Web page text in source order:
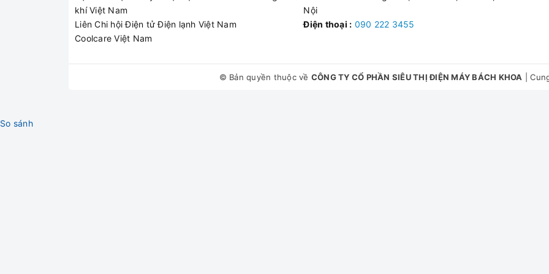
khí Việt Nam
Liên Chi hội Điện tử Điện lạnh Việt Nam
Coolcare Việt Nam
Nội
Điện thoại : 090 222 3455
© Bản quyền thuộc về CÔNG TY CỔ PHẦN SIÊU THỊ ĐIỆN MÁY BÁCH KHOA
So sánh